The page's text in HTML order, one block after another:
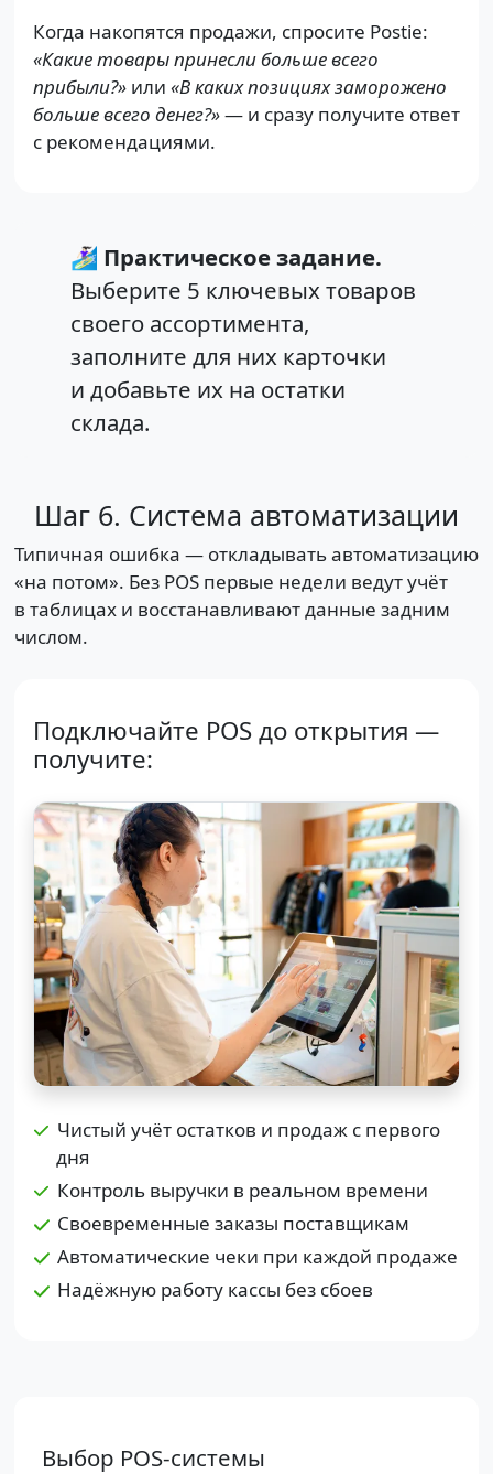
Когда накопятся продажи, спросите Postie:
«Какие товары принесли больше всего
прибыли?»или «В каких позициях заморожено
больше всего денег?»— и сразу получите ответ
с рекомендациями.
🏄🏻‍♀️ Практическое задание.
Выберите 5 ключевых товаров
своего ассортимента,
заполните для них карточки
и добавьте их на остатки
склада.
Шаг 6. Система автоматизации
Типичная ошибка — откладывать автоматизацию
«на потом». Без POS первые недели ведут учёт
в таблицах и восстанавливают данные задним
числом.
Подключайте POS до открытия —
получите:
Чистый учёт остатков и продаж с первого
дня
Контроль выручки в реальном времени
Своевременные заказы поставщикам
Автоматические чеки при каждой продаже
Надёжную работу кассы без сбоев
Выбор POS-системы